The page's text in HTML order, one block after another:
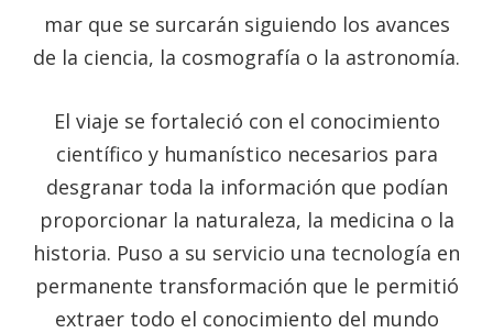
mar que se surcarán siguiendo los avances
de la ciencia, la cosmografía o la astronomía.
El viaje se fortaleció con el conocimiento
científico y humanístico necesarios para
desgranar toda la información que podían
proporcionar la naturaleza, la medicina o la
historia. Puso a su servicio una tecnología en
permanente transformación que le permitió
extraer todo el conocimiento del mundo